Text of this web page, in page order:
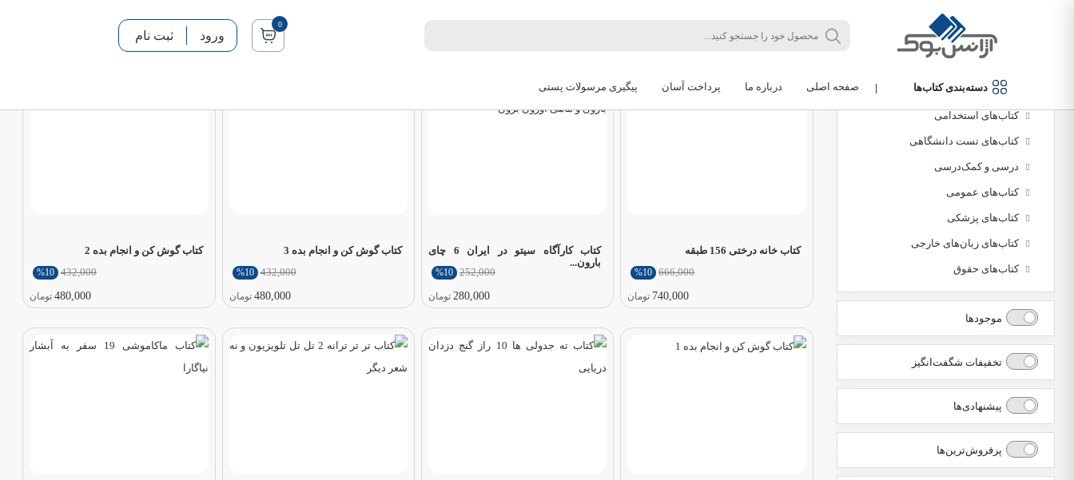
0
ورود ثبت نام
دسته‌بندی کتاب‌ها | صفحه اصلی درباره ما پرداخت آسان پیگیری مرسولات پستی
کتاب‌های دانشگاهی
کتاب‌های استخدامی
کتاب‌های تست دانشگاهی
درسی و کمک‌درسی
کتاب‌های عمومی
کتاب‌های پزشکی
کتاب‌های زبان‌های خارجی
کتاب‌های حقوق
موجودها
تخفیفات شگفت‌انگیز
پیشنهادی‌ها
پرفروش‌ترین‌ها
کتاب خانه درختی 156 طبقه
666,000
%10
740,000 تومان
کتاب کارآگاه سیتو در ایران 6 چای
بارون...
252,000
%10
280,000 تومان
کتاب گوش کن و انجام بده 3
432,000
%10
480,000 تومان
کتاب گوش کن و انجام بده 2
432,000
%10
480,000 تومان